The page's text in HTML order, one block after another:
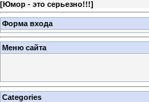
[Юмор - это серьезно!!!]
Форма входа
Меню сайта
Categories